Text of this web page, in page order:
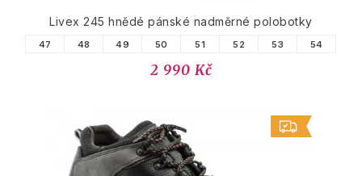
Livex 245 hnědé pánské nadměrné polobotky
47 48 49 50 51 52 53 54
2 990 Kč